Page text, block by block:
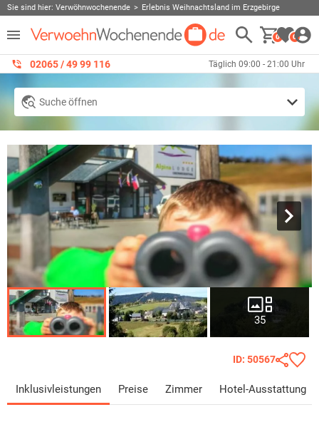
Sie sind hier: Verwöhnwochenende Erlebnis Weihnachtsland im Erzgebirge
0 0
02065 / 49 ‌99 116 Täglich 09:00 - 21:00 Uhr
Suche öffnen
35
ID: 50567
Inklusivleistungen Preise Zimmer Hotel-Ausstattung